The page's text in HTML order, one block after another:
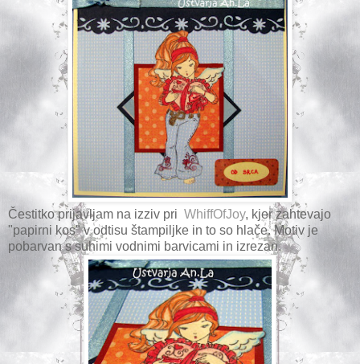
Čestitko prijavljam na izziv pri WhiffOfJoy, kjer zahtevajo
"papirni kos" v odtisu štampiljke in to so hlače. Motiv je
pobarvan s suhimi vodnimi barvicami in izrezan.